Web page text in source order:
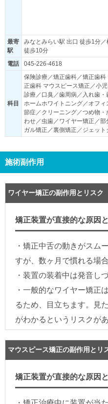
最寄
駅
みなとみらい駅 出口 徒歩1分
徒歩10分
電話
045-226-4618
科目
保険診療／矯正歯科／矯正歯
正歯科 マウスピース矯正／小
診療／口臭／歯周病／入れ歯
ホームホワイトニング／オフ
節症／クリーニング／つめ物
わせ／虫歯／ワイヤー矯正／
ガル矯正／裏側矯正／ジェッ
施術副作用